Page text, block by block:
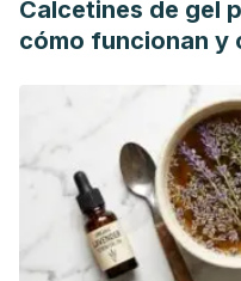
January 1, 2020, from
https://
de-salud/prevencion-
Calcetines de gel
cómo funcionan y